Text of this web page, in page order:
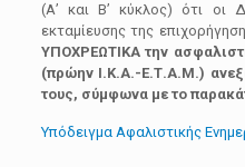
(Α’ και Β’ κύκλος) ότι οι
εκταμίευσης της
ΥΠΟΧΡΕΩΤΙΚΑ την
(πρώην Ι.Κ.Α.-Ε.Τ.Α.Μ.)
τους, σύμφωνα με το
Υπόδειγμα Αφαλιστικής